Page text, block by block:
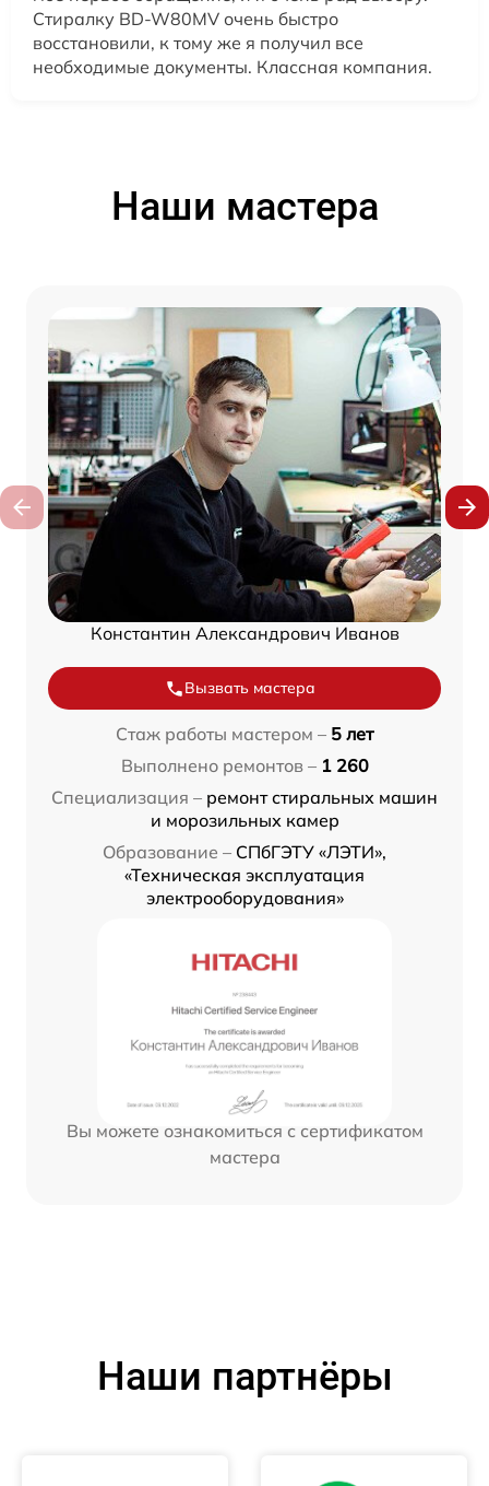
Стиралку BD-W80MV очень быстро
восстановили, к тому же я получил все
необходимые документы. Классная компания.
Наши мастера
Константин Александрович Иванов
Вызвать мастера
Стаж работы мастером – 5 лет
Выполнено ремонтов – 1 260
Специализация – ремонт стиральных машин
и морозильных камер
Образование – СПбГЭТУ «ЛЭТИ»,
«Техническая эксплуатация
электрооборудования»
Вы можете ознакомиться с сертификатом
мастера
Наши партнёры